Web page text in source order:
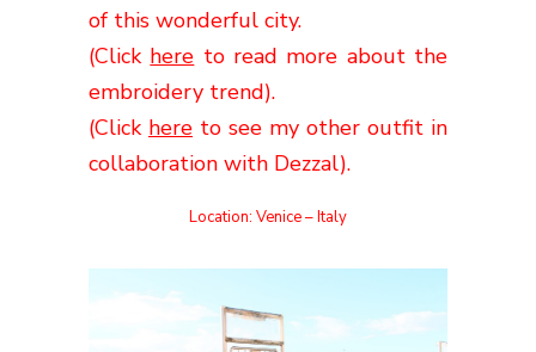
of this wonderful city.
(Click here to read more about the
embroidery trend).
(Click here to see my other outfit in
collaboration with Dezzal).
Location: Venice – Italy